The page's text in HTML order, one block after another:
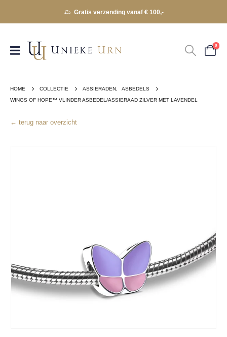
Gratis verzending vanaf € 100,-
0
HOME COLLECTIE ASSIERADEN
ASBEDELS
WINGS OF HOPE™ VLINDER ASBEDEL/ASSIERAAD ZILVER MET LAVENDEL
← terug naar overzicht